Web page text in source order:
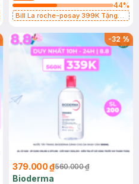
44%
Bill La roche-posay 399K Tặng
(SL có hạn)
-32%
379.000 ₫560.000 ₫
Bioderma